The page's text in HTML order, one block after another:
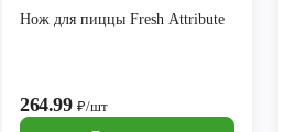
Нож для пиццы Fresh Attribute
264.99₽/шт